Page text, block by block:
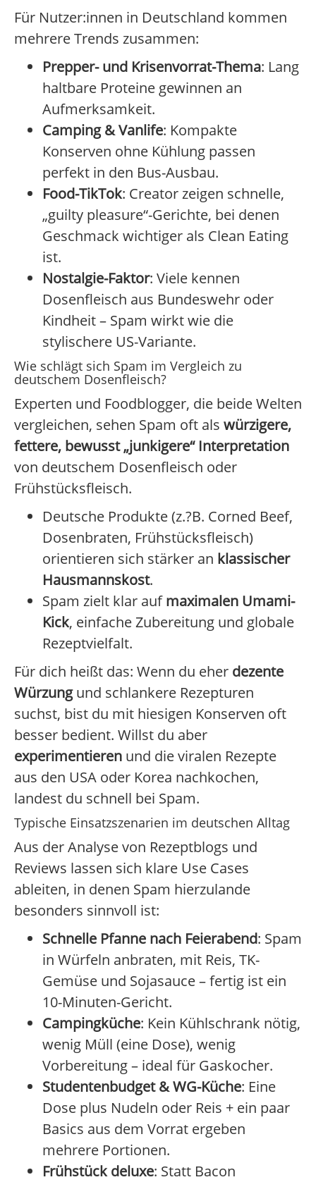
Für Nutzer:innen in Deutschland kommen
mehrere Trends zusammen:
Prepper- und Krisenvorrat-Thema: Lang
haltbare Proteine gewinnen an
Aufmerksamkeit.
Camping & Vanlife: Kompakte
Konserven ohne Kühlung passen
perfekt in den Bus-Ausbau.
Food-TikTok: Creator zeigen schnelle,
„guilty pleasure“-Gerichte, bei denen
Geschmack wichtiger als Clean Eating
ist.
Nostalgie-Faktor: Viele kennen
Dosenfleisch aus Bundeswehr oder
Kindheit – Spam wirkt wie die
stylischere US-Variante.
Wie schlägt sich Spam im Vergleich zu
deutschem Dosenfleisch?
Experten und Foodblogger, die beide Welten
vergleichen, sehen Spam oft als würzigere,
fettere, bewusst „junkigere“ Interpretation
von deutschem Dosenfleisch oder
Frühstücksfleisch.
Deutsche Produkte (z.?B. Corned Beef,
Dosenbraten, Frühstücksfleisch)
orientieren sich stärker an klassischer
Hausmannskost.
Spam zielt klar aufmaximalen Umami-
Kick, einfache Zubereitung und globale
Rezeptvielfalt.
Für dich heißt das: Wenn du eher dezente
Würzungund schlankere Rezepturen
suchst, bist du mit hiesigen Konserven oft
besser bedient. Willst du aber
experimentieren und die viralen Rezepte
aus den USA oder Korea nachkochen,
landest du schnell bei Spam.
Typische Einsatzszenarien im deutschen Alltag
Aus der Analyse von Rezeptblogs und
Reviews lassen sich klare Use Cases
ableiten, in denen Spam hierzulande
besonders sinnvoll ist:
Schnelle Pfanne nach Feierabend: Spam
in Würfeln anbraten, mit Reis, TK-
Gemüse und Sojasauce – fertig ist ein
10-Minuten-Gericht.
Campingküche: Kein Kühlschrank nötig,
wenig Müll (eine Dose), wenig
Vorbereitung – ideal für Gaskocher.
Studentenbudget & WG-Küche: Eine
Dose plus Nudeln oder Reis + ein paar
Basics aus dem Vorrat ergeben
mehrere Portionen.
Frühstück deluxe: Statt Bacon